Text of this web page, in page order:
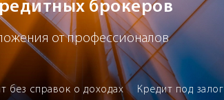
брокеров
от профессионалов
без справок о доходах Кредит под залог